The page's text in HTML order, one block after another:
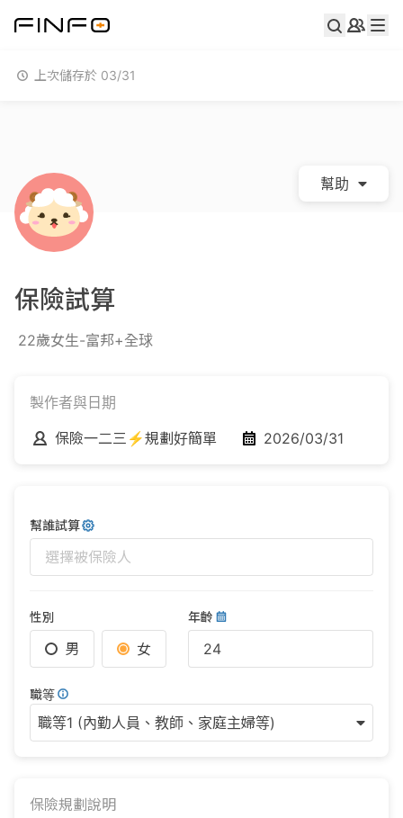
上次儲存於 03/31
幫助
保險試算
22歲女生-富邦+全球
製作者與日期
保險一二三⚡規劃好簡單
2026/03/31
幫誰試算
選擇被保險人
性別
男 女
年齡
職等
職等1 (內勤人員、教師、家庭主婦等)
保險規劃說明